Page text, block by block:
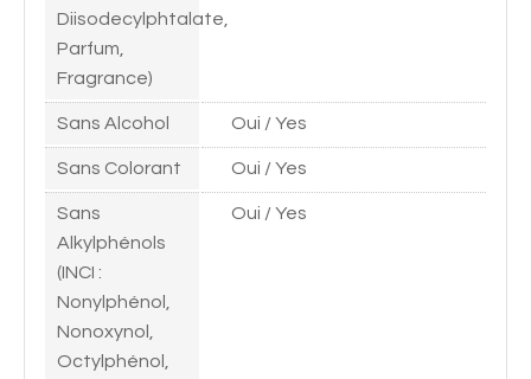
Diisodecylphtalate,
Parfum,
Fragrance)
Sans Alcohol Oui / Yes
Sans Colorant Oui / Yes
Sans
Alkylphénols
(INCI :
Nonylphénol,
Nonoxynol,
Octylphénol,
Oui / Yes